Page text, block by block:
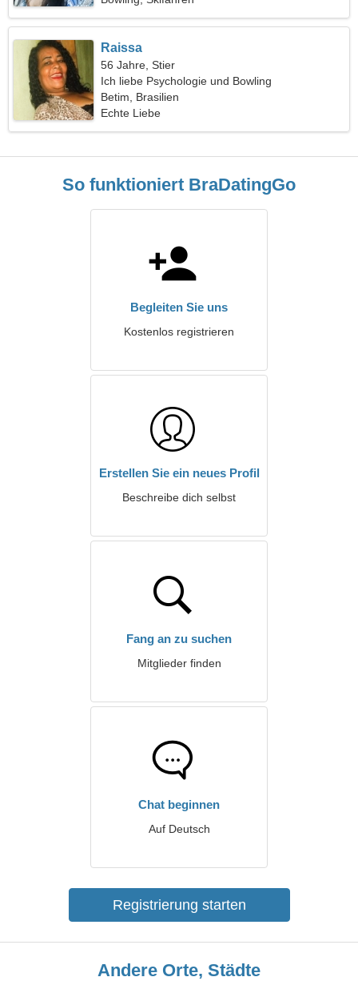
Raissa
56 Jahre, Stier
Ich liebe Psychologie und Bowling
Betim, Brasilien
Echte Liebe
So funktioniert BraDatingGo
Begleiten Sie uns
Kostenlos registrieren
Erstellen Sie ein neues Profil
Beschreibe dich selbst
Fang an zu suchen
Mitglieder finden
Chat beginnen
Auf Deutsch
Registrierung starten
Andere Orte, Städte